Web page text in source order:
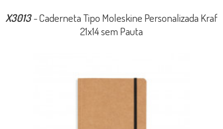
X3013-Caderneta Tipo Moleskine Personalizada Kraf
21x14 sem Pauta